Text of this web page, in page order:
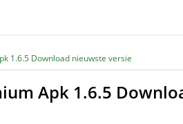
1.6.5 Download nieuwste versie
Apk 1.6.5